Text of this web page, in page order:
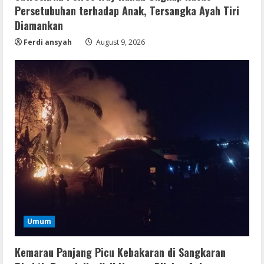
Persetubuhan terhadap Anak, Tersangka Ayah Tiri
Diamankan
Ferdi ansyah August 9, 2026
Umum
Kemarau Panjang Picu Kebakaran di Sangkaran
Coop
Uncharted: Legacy of Thieves
Collection Compressed Repack 2026
August 9, 2026